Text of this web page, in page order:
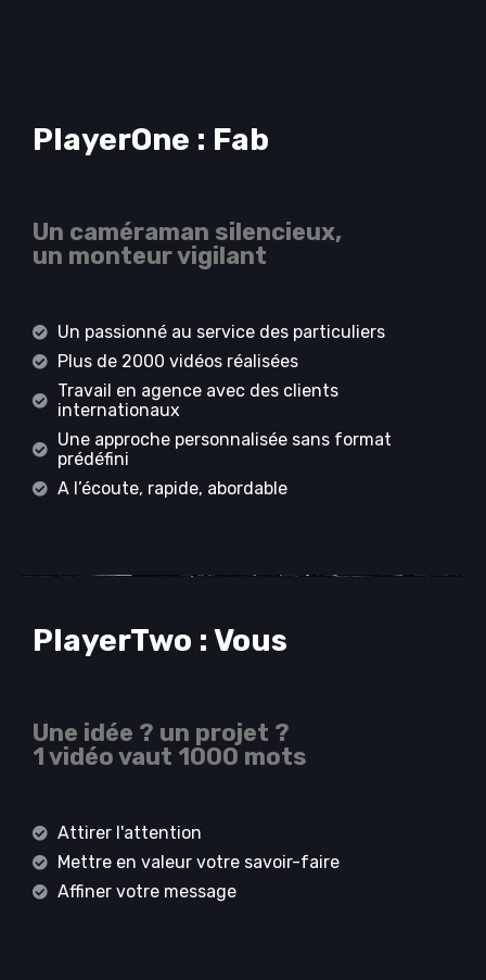
PlayerOne : Fab
Un caméraman silencieux,
un monteur vigilant
Un passionné au service des particuliers
Plus de 2000 vidéos réalisées
Travail en agence avec des clients
internationaux
Une approche personnalisée sans format
prédéfini
A l’écoute, rapide, abordable
PlayerTwo : Vous
Une idée ? un projet ?
1 vidéo vaut 1000 mots
Attirer l'attention
Mettre en valeur votre savoir-faire
Affiner votre message